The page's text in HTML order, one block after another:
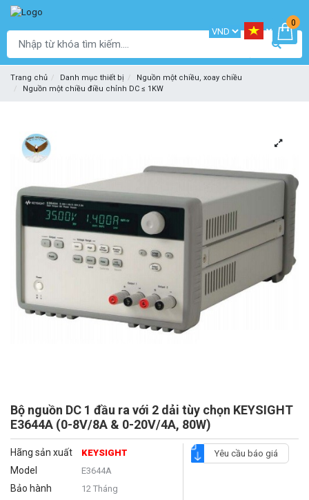
0
Trang chủ Danh mục thiết bị
Nguồn một chiều, xoay chiều
Nguồn một chiều điều chỉnh DC ≤ 1KW
Bộ nguồn DC 1 đầu ra với 2 dải tùy chọn KEYSIGHT
E3644A (0-8V/8A & 0-20V/4A, 80W)
Hãng sản xuất KEYSIGHT
Model E3644A
Bảo hành 12 Tháng
Yêu cầu báo giá